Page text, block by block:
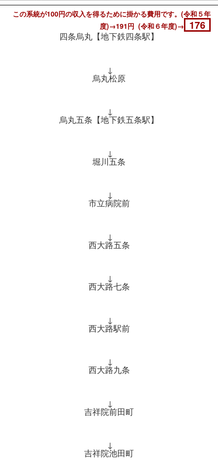
この系統が100円の収入を得るために掛かる費用です。(令和５年
度)→191円 (令和６年度)→
176
四条烏丸【地下鉄四条駅】
↓
烏丸松原
↓
烏丸五条【地下鉄五条駅】
↓
堀川五条
↓
市立病院前
↓
西大路五条
↓
西大路七条
↓
西大路駅前
↓
西大路九条
↓
吉祥院前田町
↓
吉祥院池田町